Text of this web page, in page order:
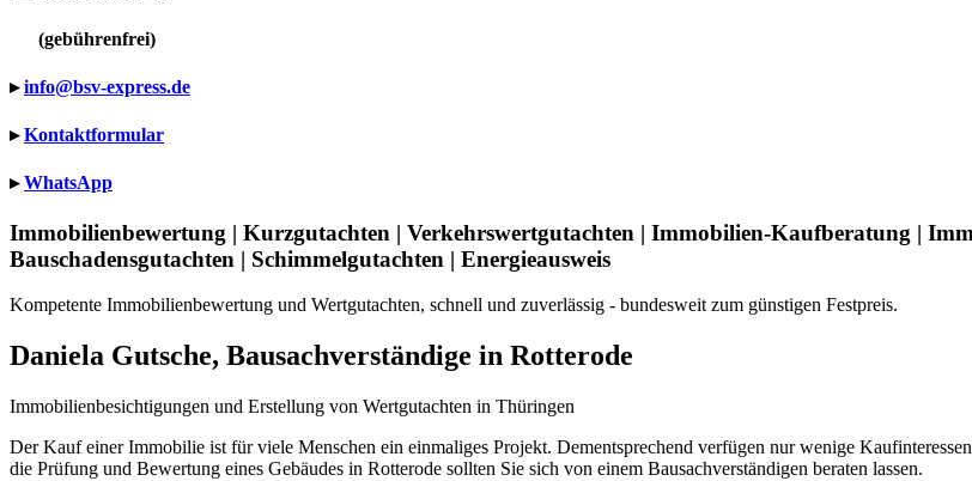
(gebührenfrei)
▸info@bsv-express.de
▸Kontaktformular
▸WhatsApp
Immobilienbewertung | Kurzgutachten | Verkehrswertgutachten | Immobilien-Kaufberatung |
Bauschadensgutachten | Schimmelgutachten | Energieausweis
Kompetente Immobilienbewertung und Wertgutachten, schnell und zuverlässig - bundesweit zum günstigen Festpreis.
Daniela Gutsche, Bausachverständige in Rotterode
Immobilienbesichtigungen und Erstellung von Wertgutachten in Thüringen
Der Kauf einer Immobilie ist für viele Menschen ein einmaliges Projekt. Dementsprechend verfügen nur wenige
die Prüfung und Bewertung eines Gebäudes in Rotterode sollten Sie sich von einem Bausachverständigen beraten lassen.